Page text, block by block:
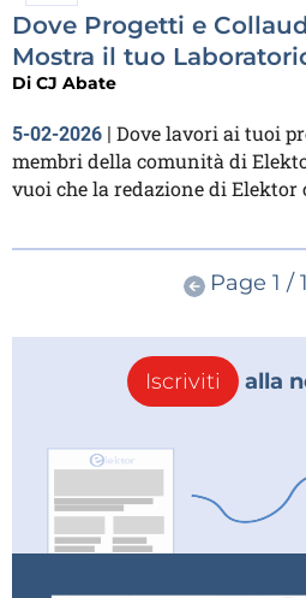
Dove Progetti e
Mostra il tuo
Di CJ Abate
5-02-2026 | Dove lavori ai tuoi
membri della comunità di
vuoi che la redazione di Elektor
Page 1 /
Iscriviti alla